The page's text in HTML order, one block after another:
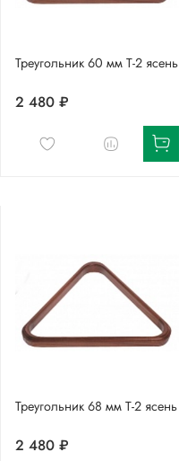
Треугольник 60 мм Т-2 ясень
2 480 ₽
Треугольник 68 мм Т-2 ясень
2 480 ₽